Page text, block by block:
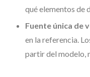
qué elementos de
Fuente única de
en la referencia.
partir del modelo,